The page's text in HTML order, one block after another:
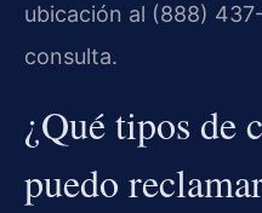
ubicación al (888)
consulta.
¿Qué tipos de
puedo